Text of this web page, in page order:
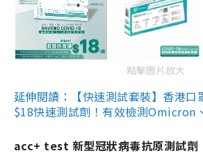
點擊圖片放大
延伸閱讀：【快速測試套裝】香港口
$18快速測試劑！有效檢測Omicron
acc+ test 新型冠狀病毒抗原測試劑